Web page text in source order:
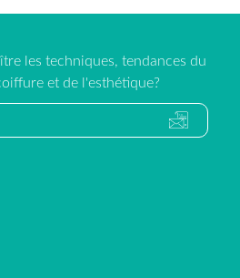
les techniques, tendances du
et de l'esthétique?